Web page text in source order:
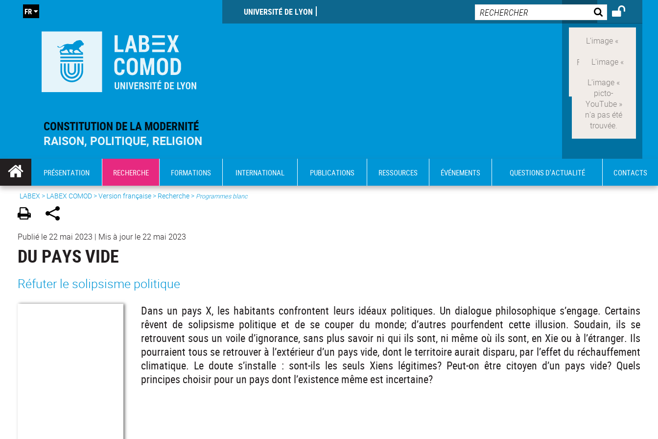
CONSTITUTION DE LA MODERNITÉ
RAISON, POLITIQUE, RELIGION
UNIVERSITÉ DE LYON
FR
PRÉSENTATION RECHERCHE FORMATIONS INTERNATIONAL PUBLICATIONS RESSOURCES ÉVÉNEMENTS QUESTIONS D'ACTUALITÉ CONTACTS
LABEX > LABEX COMOD>Version française> Recherche > Programmes blanc
Publié le 22 mai 2023 | Mis à jour le 22 mai 2023
DU PAYS VIDE
Réfuter le solipsisme politique
Dans un pays X, les habitants confrontent leurs idéaux politiques. Un dialogue philosophique s’engage. Certains
rêvent de solipsisme politique et de se couper du monde; d’autres pourfendent cette illusion. Soudain, ils se
retrouvent sous un voile d’ignorance, sans plus savoir ni qui ils sont, ni même où ils sont, en Xie ou à l’étranger. Ils
pourraient tous se retrouver à l’extérieur d’un pays vide, dont le territoire aurait disparu, par l’effet du réchauffement
climatique. Le doute s’installe : sont-ils les seuls Xiens légitimes? Peut-on être citoyen d’un pays vide? Quels
principes choisir pour un pays dont l’existence même est incertaine?